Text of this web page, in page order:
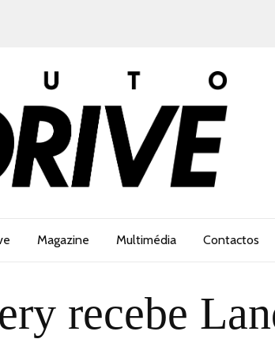
Magazine Multimédia Contactos
recebe